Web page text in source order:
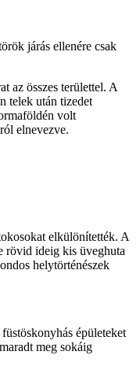
járás ellenére csak
az összes területtel. A
telek után tizedet
volt
elnevezve.
elkülönítették. A
rövid ideig kis üveghuta
helytörténészek
épületeket
meg sokáig